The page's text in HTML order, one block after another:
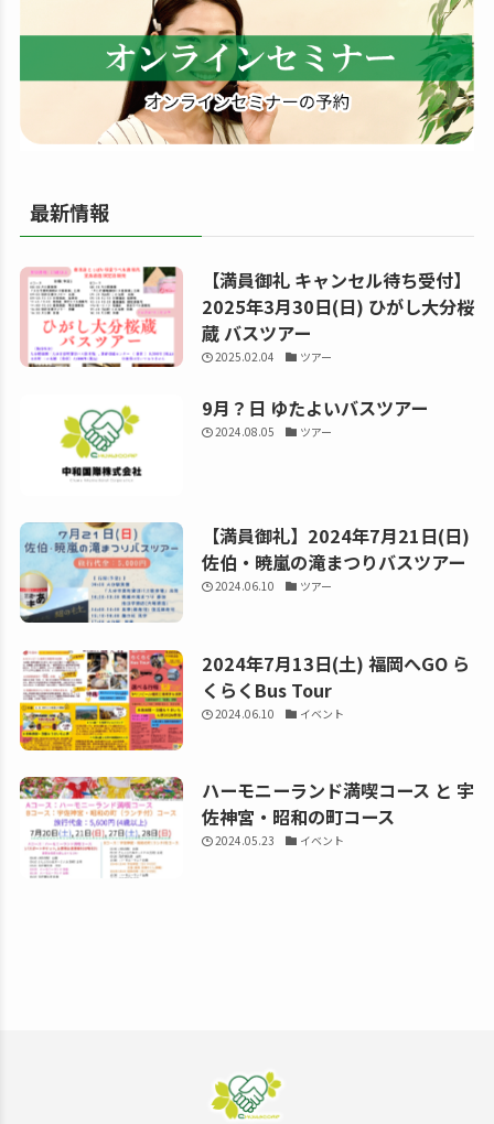
る
最新情報
【満員御礼 キャンセル待ち受付】
2025年3月30日(日) ひがし大分桜
蔵 バスツアー
2025.02.04 ツアー
9月？日 ゆたよいバスツアー
2024.08.05 ツアー
【満員御礼】2024年7月21日(日)
佐伯・暁嵐の滝まつりバスツアー
2024.06.10 ツアー
2024年7月13日(土) 福岡へGO ら
くらくBus Tour
2024.06.10 イベント
ハーモニーランド満喫コース と 宇
佐神宮・昭和の町コース
2024.05.23 イベント